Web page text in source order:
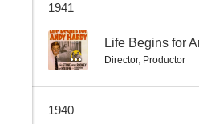
1941
-- Life Begins for
Director, Productor
1940